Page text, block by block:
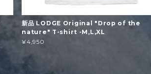
新品 LODGE Original "Drop of the
nature" T-shirt -M,L,XL
¥4,950